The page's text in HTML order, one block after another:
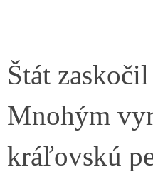
Štát
Mnohým
kráľovskú